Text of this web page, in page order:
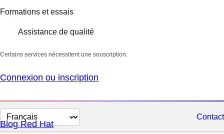
Formations et essais
Assistance de qualité
Certains services nécessitent une souscription.
Connexion ou inscription
Changer
la
Contact
Blog Red Hat